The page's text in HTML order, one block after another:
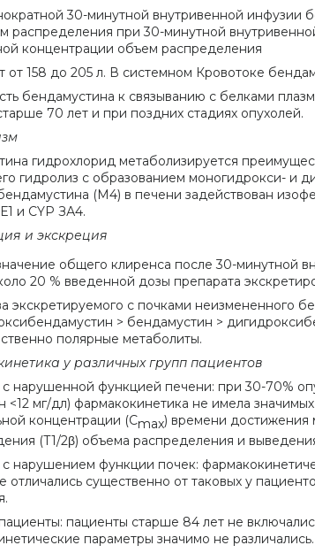
30-минутной внутривенной инфузии
распределения при 30-минутной
концентрации объем распределения
от 158 до 205 л. В системном Кровотоке
бендамустина к связыванию с белками
70 лет и при поздних стадиях опухолей.
гидрохлорид метаболизируется
гидролиз с образованием моногидрокси-
(М4) в печени задействован
и CYP ЗА4.
и экскреция
общего клиренса после 30-минутной
20 % введенной дозы препарата
экскретируемого с почками неизмененного
> бендамустин >
полярные метаболиты.
у различных групп пациентов
нарушенной функцией печени: при 30-70%
<12 мг/дл) фармакокинетика не имела
концентрации (Сmax) времени достижения
(Т1/2β) объема распределения и
нарушением функции почек:
отличались существенно от таковых у
пациенты старше 84 лет не
параметры значимо не различались.